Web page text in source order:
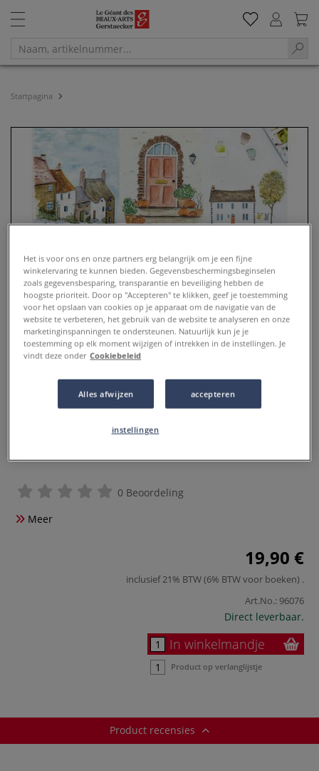
Startpagina
0 Beoordeling
Meer
19,90 €
inclusief 21% BTW (6% BTW voor boeken) .
Art.No.: 96076
Direct leverbaar.
In winkelmandje
Product op verlanglijstje
Product recensies
Het is voor ons en onze partners erg belangrijk om je een fijne
winkelervaring te kunnen bieden. Gegevensbeschermingsbeginselen
zoals gegevensbesparing, transparantie en beveiliging hebben de
hoogste prioriteit. Door op "Accepteren" te klikken, geef je toestemming
voor het opslaan van cookies op je apparaat om de navigatie van de
website te verbeteren, het gebruik van de website te analyseren en onze
marketinginspanningen te ondersteunen. Natuurlijk kun je je
toestemming op elk moment wijzigen of intrekken in de instellingen. Je
vindt deze onder Cookiebeleid
Alles afwijzen accepteren
instellingen